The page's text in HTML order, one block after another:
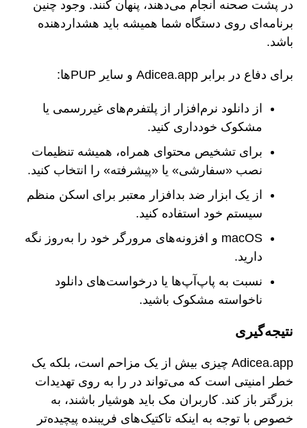
در پشت صحنه انجام می‌دهند، پنهان کنند. وجود چنین
برنامه‌ای روی دستگاه شما همیشه باید هشداردهنده
باشد.
برای دفاع در برابر Adicea.app و سایر PUPها:
از دانلود نرم‌افزار از پلتفرم‌های غیررسمی یا
مشکوک خودداری کنید.
برای تشخیص محتوای همراه، همیشه تنظیمات
نصب «سفارشی» یا «پیشرفته» را انتخاب کنید.
از یک ابزار ضد بدافزار معتبر برای اسکن منظم
سیستم خود استفاده کنید.
macOS و افزونه‌های مرورگر خود را به‌روز نگه
دارید.
نسبت به پاپ‌آپ‌ها یا درخواست‌های دانلود
ناخواسته مشکوک باشید.
نتیجه‌گیری
Adicea.app چیزی بیش از یک مزاحم است، بلکه یک
خطر امنیتی است که می‌تواند در را به روی تهدیدات
بزرگتر باز کند. کاربران مک باید هوشیار باشند، به
خصوص با توجه به اینکه تاکتیک‌های فریبنده پیچیده‌تر